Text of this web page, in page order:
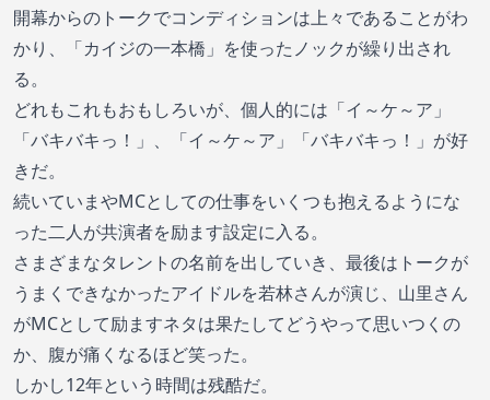
開幕からのトークでコンディションは上々であることがわ
かり、「カイジの一本橋」を使ったノックが繰り出され
る。
どれもこれもおもしろいが、個人的には「イ～ケ～ア」
「バキバキっ！」、「イ～ケ～ア」「バキバキっ！」が好
きだ。
続いていまやMCとしての仕事をいくつも抱えるようにな
った二人が共演者を励ます設定に入る。
さまざまなタレントの名前を出していき、最後はトークが
うまくできなかったアイドルを若林さんが演じ、山里さん
がMCとして励ますネタは果たしてどうやって思いつくの
か、腹が痛くなるほど笑った。
しかし12年という時間は残酷だ。